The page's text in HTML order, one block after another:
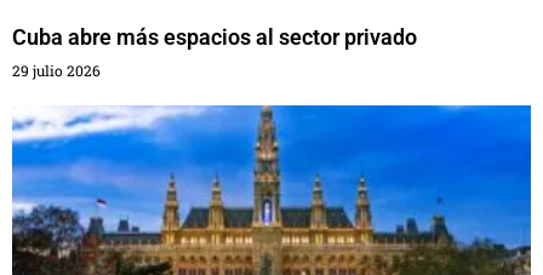
Cuba abre más espacios al sector privado
29 julio 2026